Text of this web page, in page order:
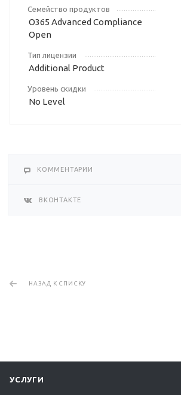
Семейство продуктов
O365 Advanced Compliance
Open
Тип лицензии
Additional Product
Уровень скидки
No Level
КОММЕНТАРИИ
ВКОНТАКТЕ
НАЗАД К СПИСКУ
УСЛУГИ